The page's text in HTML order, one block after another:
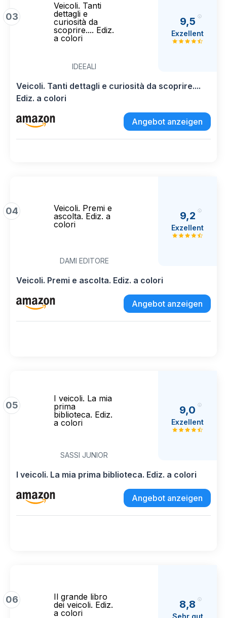
03
Veicoli. Tanti
dettagli e
curiosità da
scoprire.... Ediz.
a colori
IDEEALI
9,5
Exzellent
Veicoli. Tanti dettagli e curiosità da scoprire....
Ediz. a colori
Angebot anzeigen
04
Veicoli. Premi e
ascolta. Ediz. a
colori
DAMI EDITORE
9,2
Exzellent
Veicoli. Premi e ascolta. Ediz. a colori
Angebot anzeigen
05
I veicoli. La mia
prima
biblioteca. Ediz.
a colori
SASSI JUNIOR
9,0
Exzellent
I veicoli. La mia prima biblioteca. Ediz. a colori
Angebot anzeigen
06
Il grande libro
dei veicoli. Ediz.
a colori
8,8
Sehr gut